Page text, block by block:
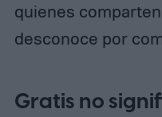
quienes
desconoce por
Gratis no